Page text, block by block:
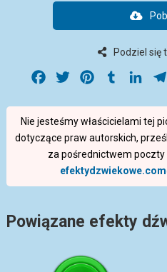
Podziel się
Facebook
Twitter PinterestTumblr
Nie jesteśmy właścicielami tej
dotyczące praw autorskich,
za pośrednictwem
Powiązane efekty